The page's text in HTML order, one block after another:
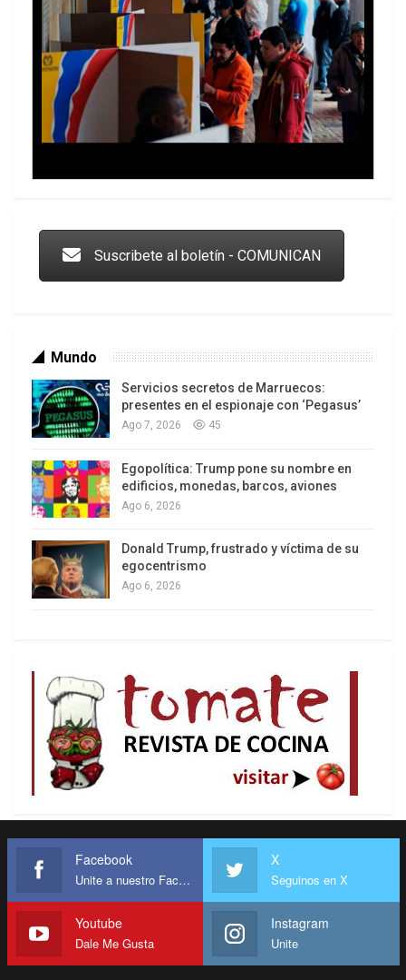
Los latinos le van dando la espalda a Trump
Suscribete al boletín - COMUNICAN
Mundo
Servicios secretos de Marruecos:
presentes en el espionaje con ‘Pegasus’
Ago 7, 2026 45
Egopolítica: Trump pone su nombre en
edificios, monedas, barcos, aviones
Ago 6, 2026
Donald Trump, frustrado y víctima de su
egocentrismo
Ago 6, 2026
Facebook
Unite a nuestro Facebook
X
Seguinos en X
Youtube
Dale Me Gusta
Instagram
Unite